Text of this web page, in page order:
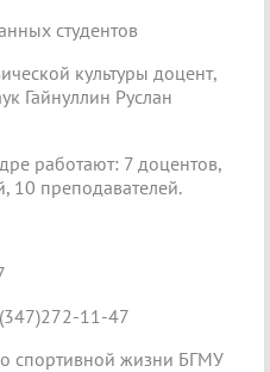
студентов
культуры доцент,
Гайнуллин Руслан
работают: 7 доцентов,
10 преподавателей.
11-47
спортивной жизни БГМУ